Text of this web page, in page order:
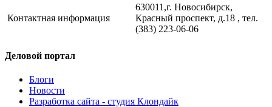
Контактная информация
630011,г. Новосибирск,
Красный проспект, д.18 , тел.
(383) 223-06-06
Деловой портал
Блоги
Новости
Разработка сайта - студия Клондайк